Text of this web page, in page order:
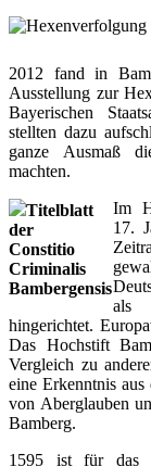
2012 fand in
Ausstellung zur
Bayerischen
stellten dazu
ganze Ausmaß
machten.
Titelblatt
der
Constitio
Criminalis
Bambergensis
Im
17.
als
hingerichtet.
Das Hochstift
Vergleich zu
eine Erkenntnis
von Aberglauben
Bamberg.
1595 ist für das